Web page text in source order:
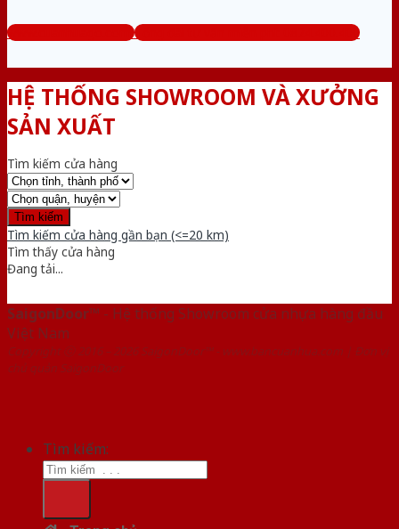
www.cuanhuago.com Tổng đài tư vấn miễn phí: 0824.400.400
HỆ THỐNG SHOWROOM VÀ XƯỞNG
SẢN XUẤT
Tìm kiếm cửa hàng
Tìm kiếm cửa hàng gần bạn (<=20 km)
Tìm thấy cửa hàng
Đang tải...
SaigonDoor™ - Hệ thống Showroom cửa nhựa hàng đầu
Việt Nam
Copyright ⓒ 2016 – 2026 SaigonDoor™ - www.bancuanhua.com | Đơn vị
chủ quản SaigonDoor
Tìm kiếm: